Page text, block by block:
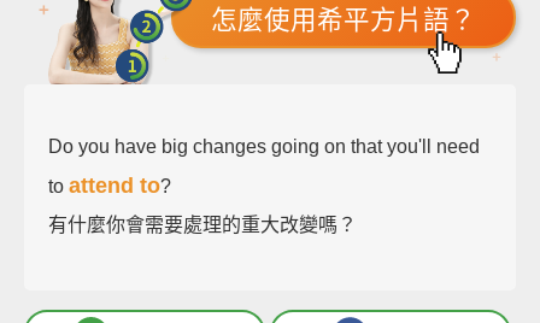
怎麼使用希平方片語？
Do you have big changes going on that you'll need
to attend to?
有什麼你會需要處理的重大改變嗎？